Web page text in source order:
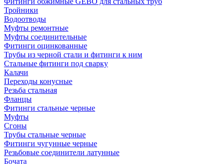
Тройники
Водоотводы
Муфты ремонтные
Муфты соединительные
Фитинги оцинкованные
Трубы из черной стали и фитинги к ним
Стальные фитинги под сварку
Калачи
Переходы конусные
Резьба стальная
Фланцы
Фитинги стальные черные
Муфты
Сгоны
Трубы стальные черные
Фитинги чугунные черные
Резьбовые соединители латунные
Бочата